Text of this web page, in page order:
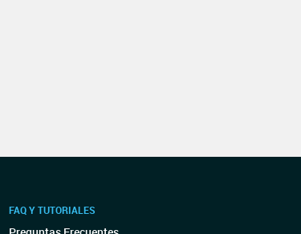
FAQ Y TUTORIALES